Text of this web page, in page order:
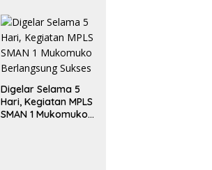
Digelar Selama 5
Hari, Kegiatan MPLS
SMAN 1 Mukomuko